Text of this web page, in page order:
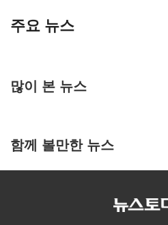
주요 뉴스
많이 본 뉴스
함께 볼만한 뉴스